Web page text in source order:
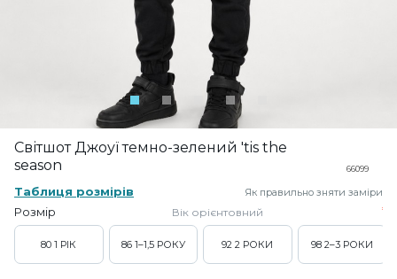
Світшот Джоуї темно-зелений 'tis the
season
66099
Таблиця розмірів Як правильно зняти заміри
Розмір Вік орієнтовний
80 1 РІК 86 1–1,5 РОКУ 92 2 РОКИ 98 2–3 РОКИ